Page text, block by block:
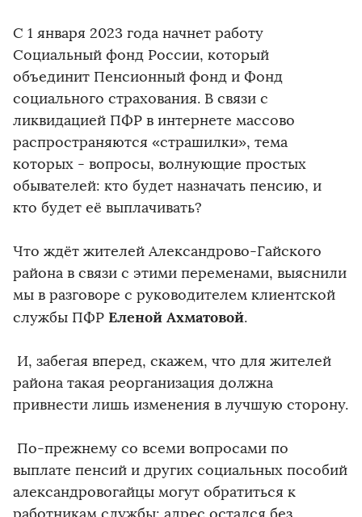
С 1 января 2023 года начнет работу
Социальный фонд России, который
объединит Пенсионный фонд и Фонд
социального страхования. В связи с
ликвидацией ПФР в интернете массово
распространяются «страшилки», тема
которых - вопросы, волнующие простых
обывателей: кто будет назначать пенсию, и
кто будет её выплачивать?
Что ждёт жителей Александрово-Гайского
района в связи с этими переменами, выяснили
мы в разговоре с руководителем клиентской
службы ПФР Еленой Ахматовой.
И, забегая вперед, скажем, что для жителей
района такая реорганизация должна
привнести лишь изменения в лучшую сторону.
По-прежнему со всеми вопросами по
выплате пенсий и других социальных пособий
александровогайцы могут обратиться к